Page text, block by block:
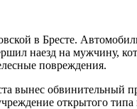
в Бресте.
наезд на мужчину,
повреждения.
вынес обвинительный
открытого